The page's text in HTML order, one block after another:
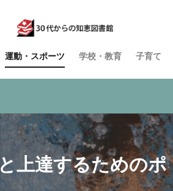
運動・スポーツ 学校・教育 子育て
上達するためのポ